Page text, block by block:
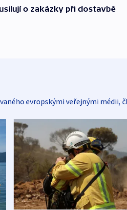
o zakázky při dostavbě
evropskými veřejnými médii,